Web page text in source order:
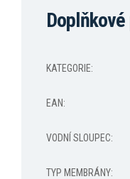
KATEGORIE:
EAN:
VODNÍ SLOUPEC:
TYP MEMBRÁNY: